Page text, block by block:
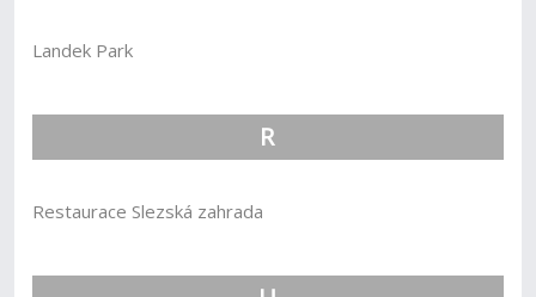
Landek Park
R
Restaurace Slezská zahrada